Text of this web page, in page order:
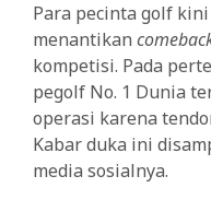
Para pecinta golf
menantikan
kompetisi. Pada
pegolf No. 1 Dunia
operasi karena
Kabar duka ini
media sosialnya.